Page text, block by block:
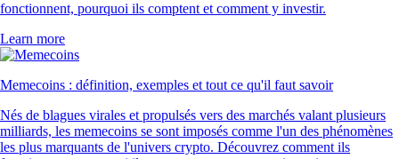
fonctionnent, pourquoi ils comptent et comment y investir.
Learn more
Memecoins : définition, exemples et tout ce qu'il faut savoir
Nés de blagues virales et propulsés vers des marchés valant plusieurs
milliards, les memecoins se sont imposés comme l'un des phénomènes
les plus marquants de l'univers crypto. Découvrez comment ils